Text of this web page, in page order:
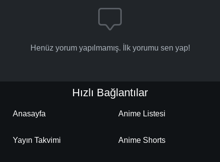
Henüz yorum yapılmamış. İlk yorumu sen yap!
Hızlı Bağlantılar
Anasayfa Anime Listesi
Yayın Takvimi Anime Shorts